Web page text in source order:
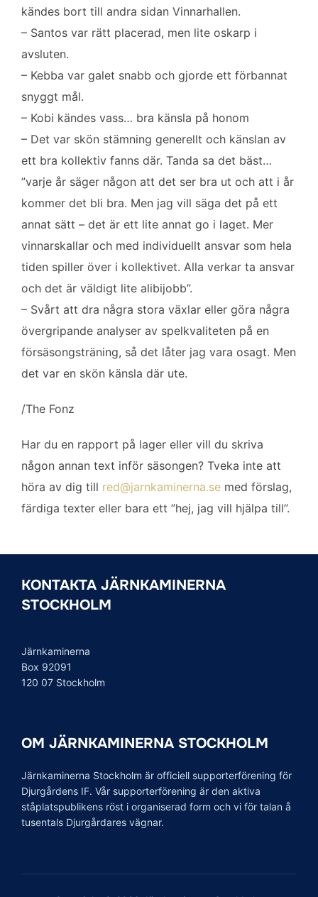
kändes bort till andra sidan Vinnarhallen.
– Santos var rätt placerad, men lite oskarp i
avsluten.
– Kebba var galet snabb och gjorde ett förbannat
snyggt mål.
– Kobi kändes vass… bra känsla på honom
– Det var skön stämning generellt och känslan av
ett bra kollektiv fanns där. Tanda sa det bäst…
”varje år säger någon att det ser bra ut och att i år
kommer det bli bra. Men jag vill säga det på ett
annat sätt – det är ett lite annat go i laget. Mer
vinnarskallar och med individuellt ansvar som hela
tiden spiller över i kollektivet. Alla verkar ta ansvar
och det är väldigt lite alibijobb”.
– Svårt att dra några stora växlar eller göra några
övergripande analyser av spelkvaliteten på en
försäsongsträning, så det låter jag vara osagt. Men
det var en skön känsla där ute.
/The Fonz
Har du en rapport på lager eller vill du skriva
någon annan text inför säsongen? Tveka inte att
höra av dig till red@jarnkaminerna.se med förslag,
färdiga texter eller bara ett ”hej, jag vill hjälpa till”.
KONTAKTA JÄRNKAMINERNA
STOCKHOLM
Järnkaminerna
Box 92091
120 07 Stockholm
OM JÄRNKAMINERNA STOCKHOLM
Järnkaminerna Stockholm är officiell supporterförening för
Djurgårdens IF. Vår supporterförening är den aktiva
ståplatspublikens röst i organiserad form och vi för talan å
tusentals Djurgårdares vägnar.